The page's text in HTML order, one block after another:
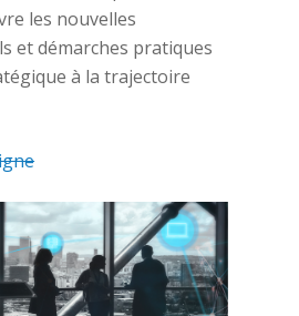
les nouvelles
et démarches pratiques
à la trajectoire